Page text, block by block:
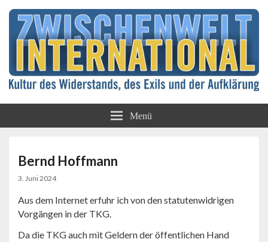
Zwischenwelt
International
Menü
Bernd Hoffmann
3. Juni 2024
Aus dem Internet erfuhr ich von den statutenwidrigen
Vorgängen in der TKG.
Da die TKG auch mit Geldern der öffentlichen Hand